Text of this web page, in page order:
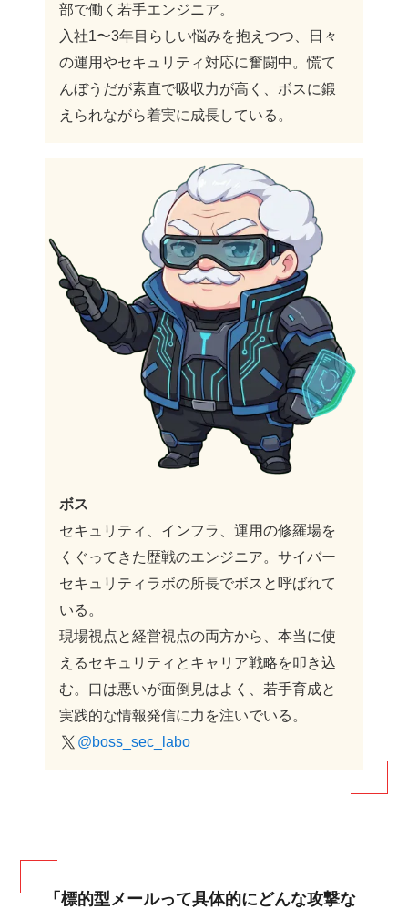
部で働く若手エンジニア。
入社1〜3年目らしい悩みを抱えつつ、日々
の運用やセキュリティ対応に奮闘中。慌て
んぼうだが素直で吸収力が高く、ボスに鍛
えられながら着実に成長している。
ボス
セキュリティ、インフラ、運用の修羅場を
くぐってきた歴戦のエンジニア。サイバー
セキュリティラボの所長でボスと呼ばれて
いる。
現場視点と経営視点の両方から、本当に使
えるセキュリティとキャリア戦略を叩き込
む。口は悪いが面倒見はよく、若手育成と
実践的な情報発信に力を注いでいる。
@boss_sec_labo
「標的型メールって具体的にどんな攻撃な